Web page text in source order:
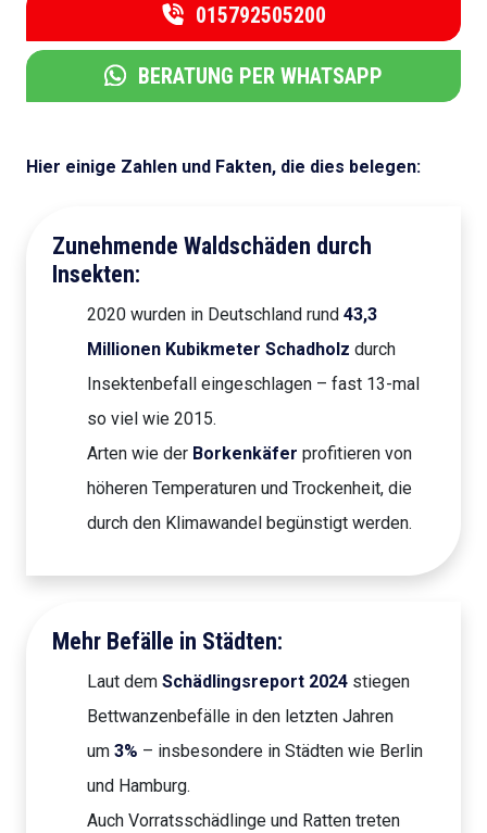
015792505200
BERATUNG PER WHATSAPP
Hier einige Zahlen und Fakten, die dies belegen:
Zunehmende Waldschäden durch
Insekten:
2020 wurden in Deutschland rund 43,3
Millionen Kubikmeter Schadholz durch
Insektenbefall eingeschlagen – fast 13-mal
so viel wie 2015.
Arten wie der Borkenkäfer profitieren von
höheren Temperaturen und Trockenheit, die
durch den Klimawandel begünstigt werden.
Mehr Befälle in Städten:
Laut dem Schädlingsreport 2024 stiegen
Bettwanzenbefälle in den letzten Jahren
um 3% – insbesondere in Städten wie Berlin
und Hamburg.
Auch Vorratsschädlinge und Ratten treten